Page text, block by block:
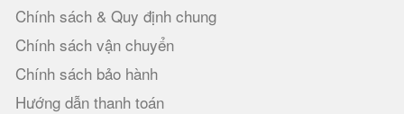
Chính sách & Quy định chung
Chính sách vận chuyển
Chính sách bảo hành
Hướng dẫn thanh toán